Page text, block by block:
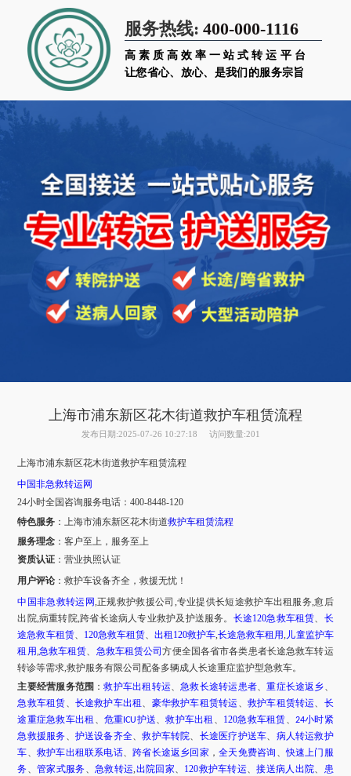
服务热线: 400-000-1116
高素质高效率一站式转运平台
让您省心、放心、是我们的服务宗旨
上海市浦东新区花木街道救护车租赁流程
发布日期:2025-07-26 10:27:18 访问数量:201
上海市浦东新区花木街道救护车租赁流程
中国非急救转运网
24小时全国咨询服务电话：400-8448-120
特色服务 ：上海市浦东新区花木街道救护车租赁流程
服务理念 ：客户至上，服务至上
资质认证 ：营业执照认证
用户评论 ：救护车设备齐全，救援无忧！
中国非急救转运网,正规救护救援公司,专业提供长短途救护车出租服务,愈后
出院,病重转院,跨省长途病人专业救护及护送服务。 长途120急救车租赁、 长
途急救车租赁、 120急救车租赁、 出租120救护车,长途急救车租用, 儿童监护车
租用,急救车租赁、 急救车租赁公司方便全国各省市各类患者长途急救车转运
转诊等需求,救护服务有限公司配备多辆成人长途重症监护型急救车。
主要经营服务范围 ：救护车出租转运、急救长途转运患者、重症长途返乡、
急救车租赁、 长途救护车出租 、 豪华救护车租赁转运、 救护车租赁转运、 长
途重症急救车出租 、 危重 ICU护送、救护车出租 、 120急救车租赁、 24小时紧
急救援服务、 护送设备齐全、救护车转院、 长途医疗护送车、 病人转运救护
车、 救护车出租联系电话、跨省长途返乡回家 ，全天免费咨询 、快速上门服
务、管家式服务、 急救转运,出院回家、 120救护车转运、接送病人出院、 患